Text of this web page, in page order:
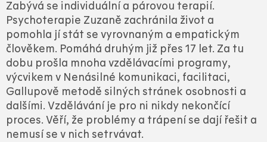
Zabývá se individuální a párovou terapií.
Psychoterapie Zuzaně zachránila život a
pomohla jí stát se vyrovnaným a empatickým
člověkem. Pomáhá druhým již přes 17 let. Za tu
dobu prošla mnoha vzdělávacími programy,
výcvikem v Nenásilné komunikaci, facilitaci,
Gallupově metodě silných stránek osobnosti a
dalšími. Vzdělávání je pro ni nikdy nekončící
proces. Věří, že problémy a trápení se dají řešit a
nemusí se v nich setrvávat.